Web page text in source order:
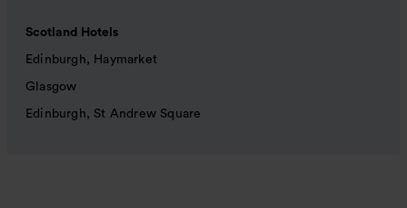
Scotland Hotels
Edinburgh, Haymarket
Glasgow
Edinburgh, St Andrew Square